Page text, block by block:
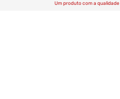
Um produto com a qualidade